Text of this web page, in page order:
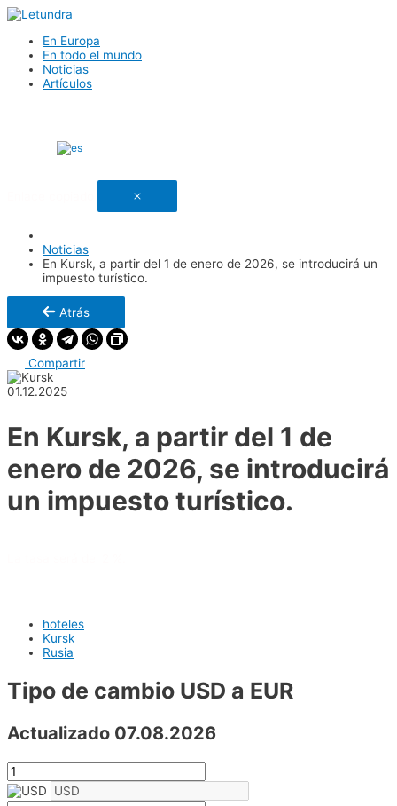
En Europa
En todo el mundo
Noticias
Artículos
Noticias
En Kursk, a partir del 1 de enero de 2026, se introducirá un
impuesto turístico.
Atrás
Compartir
01.12.2025
En Kursk, a partir del 1 de
enero de 2026, se introducirá
un impuesto turístico.
hoteles
Kursk
Rusia
Tipo de cambio USD a EUR
Actualizado 07.08.2026